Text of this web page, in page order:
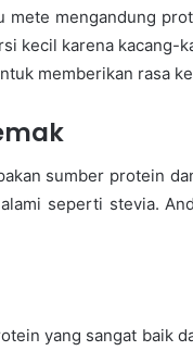
mete mengandung
kecil karena
memberikan rasa
sumber protein
seperti stevia.
yang sangat baik